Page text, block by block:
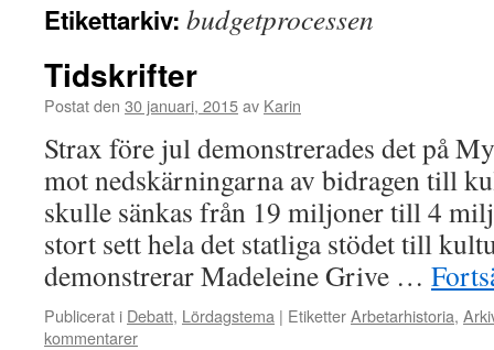
Etikettarkiv: budgetprocessen
Tidskrifter
Postat den 30 januari, 2015av Karin
Strax före jul demonstrerades det på
mot nedskärningarna av bidragen till
skulle sänkas från 19 miljoner till 4
stort sett hela det statliga stödet till
demonstrerar Madeleine Grive …
Publicerat i Debatt, Lördagstema | EtiketterArbetarhistoria,
kommentarer